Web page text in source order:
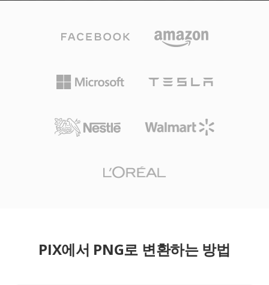
PIX에서 PNG로 변환하는 방법